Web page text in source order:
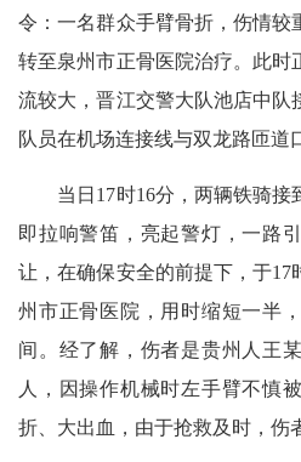
令：一名群众手臂骨折，伤情较
转至泉州市正骨医院治疗。此时
流较大，晋江交警大队池店中队
队员在机场连接线与双龙路匝道
当日17时16分，两辆铁骑接
即拉响警笛，亮起警灯，一路
让，在确保安全的前提下，于17
州市正骨医院，用时缩短一半
间。经了解，伤者是贵州人王
人，因操作机械时左手臂不慎
折、大出血，由于抢救及时，伤